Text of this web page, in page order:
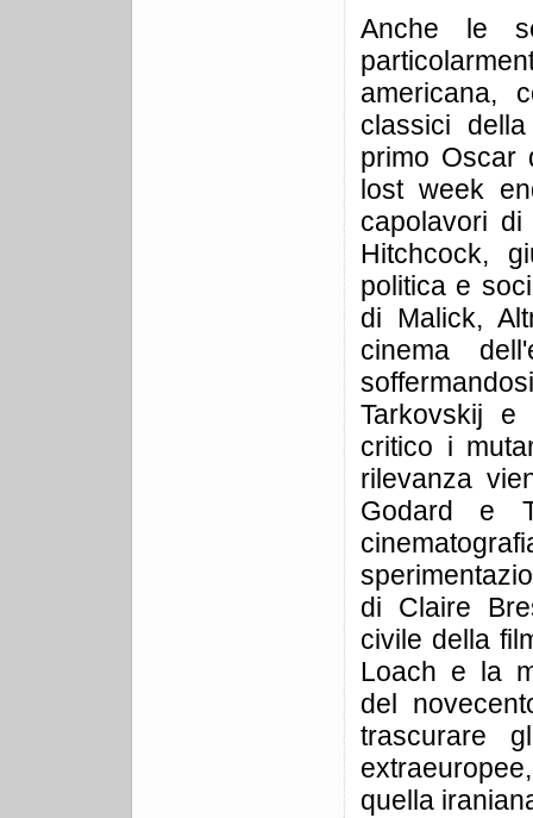
Anche le
americana,
classici
primo Oscar
lost week
capolavori
Hitchcock,
politica e
di Malick,
cinema
Tarkovskij
critico i
rilevanza
Godard e
di Claire
civile della
Loach e la
del
trascurare
quella